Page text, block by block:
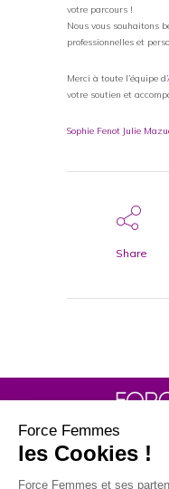
votre parcours !
Nous vous souhaitons
professionnelles et
Merci à toute l’équipe d’
votre soutien et
Sophie Fenot Julie
Share
30